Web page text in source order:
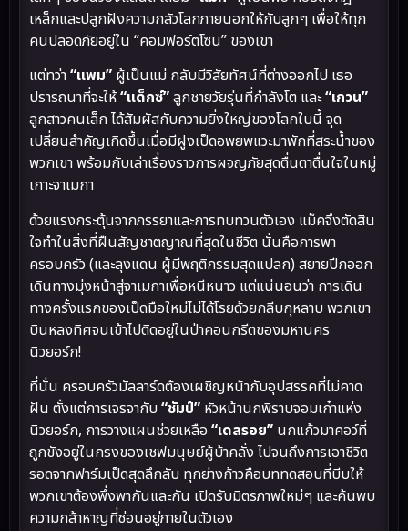
เหล็กและปลูกฝังความกลัวโลกภายนอกให้กับลูกๆ เพื่อให้ทุก
คนปลอดภัยอยู่ใน “คอมฟอร์ตโซน” ของเขา
แต่ทว่า“แพม” ผู้เป็นแม่ กลับมีวิสัยทัศน์ที่ต่างออกไป เธอ
ปรารถนาที่จะให้“แด็กซ์”ลูกชายวัยรุ่นที่กำลังโต และ“เกวน”
ลูกสาวคนเล็ก ได้สัมผัสกับความยิ่งใหญ่ของโลกใบนี้ จุด
เปลี่ยนสำคัญเกิดขึ้นเมื่อมีฝูงเป็ดอพยพแวะมาพักที่สระน้ำของ
พวกเขา พร้อมกับเล่าเรื่องราวการผจญภัยสุดตื่นตาตื่นใจในหมู่
เกาะจาเมกา
ด้วยแรงกระตุ้นจากภรรยาและการทบทวนตัวเอง แม็คจึงตัดสิน
ใจทำในสิ่งที่ฝืนสัญชาตญาณที่สุดในชีวิต นั่นคือการพา
ครอบครัว (และลุงแดน ผู้มีพฤติกรรมสุดแปลก) สยายปีกออก
เดินทางมุ่งหน้าสู่จาเมกาเพื่อหนีหนาว แต่แน่นอนว่า การเดิน
ทางครั้งแรกของเป็ดมือใหม่ไม่ได้โรยด้วยกลีบกุหลาบ พวกเขา
บินหลงทิศจนเข้าไปติดอยู่ในป่าคอนกรีตของมหานคร
นิวยอร์ก!
ที่นั่น ครอบครัวมัลลาร์ดต้องเผชิญหน้ากับอุปสรรคที่ไม่คาด
ฝัน ตั้งแต่การเจรจากับ“ชัมป์” หัวหน้านกพิราบจอมเก๋าแห่ง
นิวยอร์ก, การวางแผนช่วยเหลือ “เดลรอย” นกแก้วมาคอว์ที่
ถูกขังอยู่ในกรงของเชฟมนุษย์ผู้บ้าคลั่ง ไปจนถึงการเอาชีวิต
รอดจากฟาร์มเป็ดสุดลึกลับ ทุกย่างก้าวคือบททดสอบที่บีบให้
พวกเขาต้องพึ่งพากันและกัน เปิดรับมิตรภาพใหม่ๆ และค้นพบ
ความกล้าหาญที่ซ่อนอยู่ภายในตัวเอง